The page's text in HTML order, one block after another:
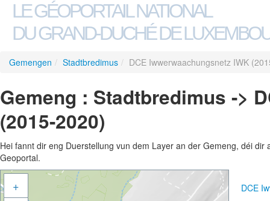
LE GÉOPORTAIL NATIONAL
DU GRAND-DUCHÉ DE
Gemengen / Stadtbredimus / DCE Iwwerwaachungsnetz IWK
Gemeng : Stadtbredimus ->
(2015-2020)
Hei fannt dir eng Duerstellung vun dem Layer an der Gemeng, déi
Geoportal.
+
DCE